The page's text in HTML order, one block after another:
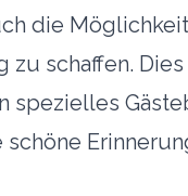
die
schaffen.